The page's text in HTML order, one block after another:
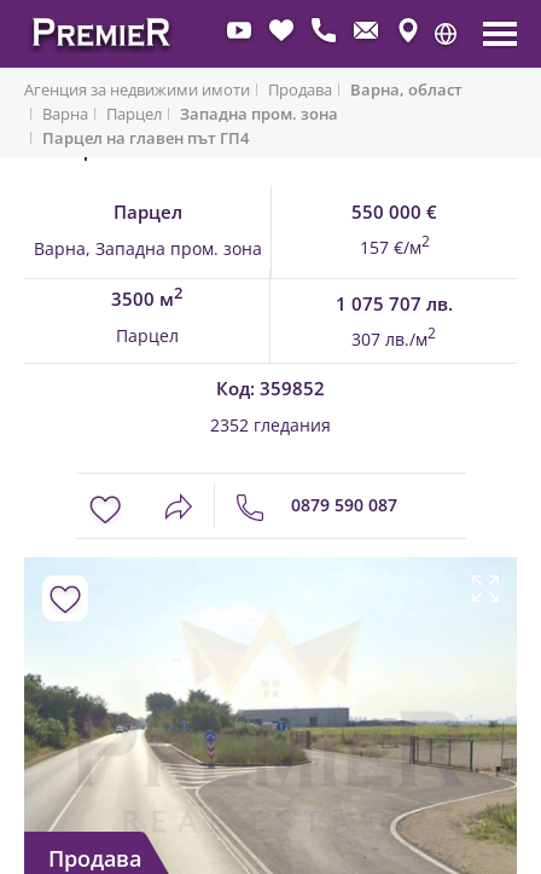
Агенция за недвижими имоти Продава
Варна, област
Варна
Парцел
Западна пром. зона
Парцел на главен път ГП4
Обратно към имоти
Парцел
Варна, Западна пром. зона
550 000 €
157 €/м2
1 075 707 лв.
307 лв./м2
3500 м2
Парцел
Код: 359852
2352 гледания
0879 590 087
Продава